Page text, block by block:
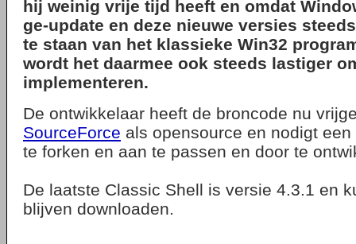
hij weinig vrije tijd heeft en omdat
ge-update en deze nieuwe versies
te staan van het klassieke Win32
wordt het daarmee ook steeds lastiger
implementeren.
De ontwikkelaar heeft de broncode nu
SourceForce als opensource en nodigt
te forken en aan te passen en door te
De laatste Classic Shell is versie 4.3.1 en
blijven downloaden.